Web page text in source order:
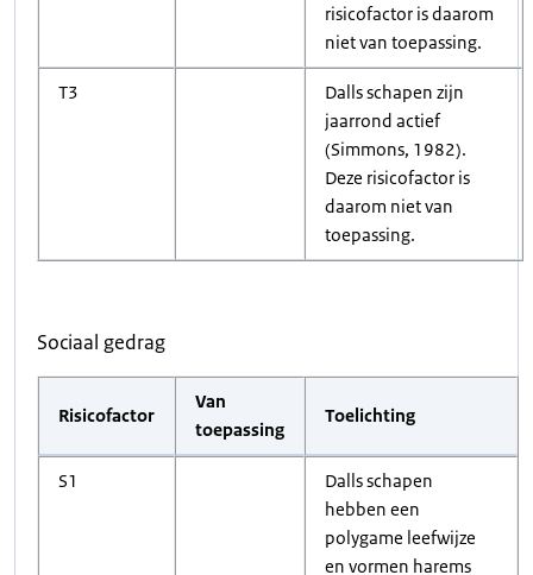
risicofactor is daarom
niet van toepassing.
T3
Dalls schapen zijn
jaarrond actief
(Simmons, 1982).
Deze risicofactor is
daarom niet van
toepassing.
Sociaal gedrag
Risicofactor
Van
toepassing
Toelichting
S1
Dalls schapen
hebben een
polygame leefwijze
en vormen harems